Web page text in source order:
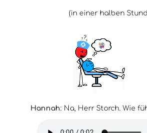
(in einer halben
Hannah: Na, Herr Storch. Wie